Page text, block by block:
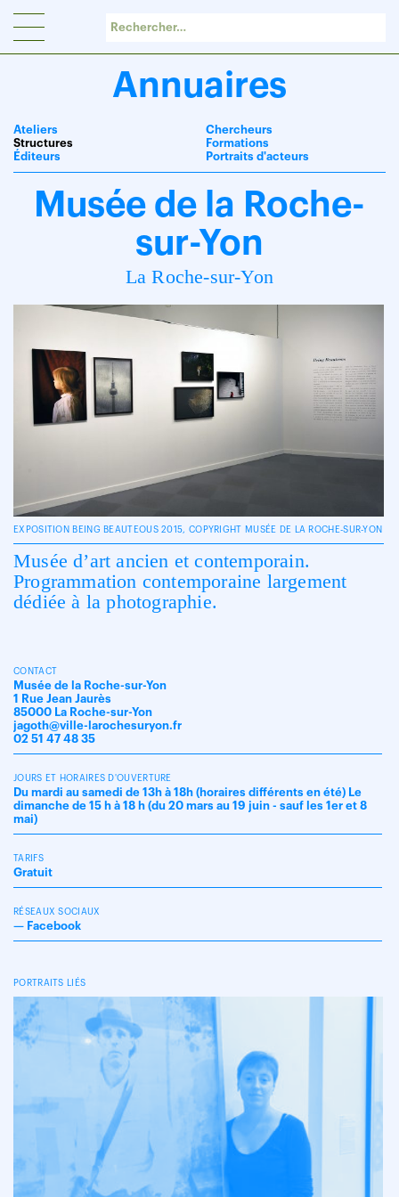
Annuaires
Ateliers
Structures
Éditeurs
Chercheurs
Formations
Portraits d'acteurs
Musée de la Roche-
sur-Yon
La Roche-sur-Yon
EXPOSITION BEING BEAUTEOUS 2015, COPYRIGHT MUSÉE DE LA ROCHE-SUR-YON
Musée d’art ancien et contemporain.
Programmation contemporaine largement
dédiée à la photographie.
CONTACT
Musée de la Roche-sur-Yon
1 Rue Jean Jaurès
85000 La Roche-sur-Yon
jagoth@ville-larochesuryon.fr
02 51 47 48 35
JOURS ET HORAIRES D'OUVERTURE
Du mardi au samedi de 13h à 18h (horaires différents en été) Le
dimanche de 15 h à 18 h (du 20 mars au 19 juin - sauf les 1er et 8
mai)
TARIFS
Gratuit
RÉSEAUX SOCIAUX
— Facebook
PORTRAITS LIÉS